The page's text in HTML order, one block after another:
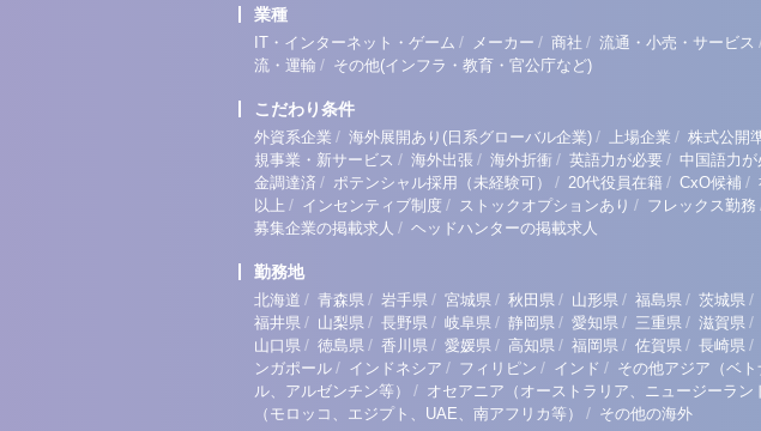
業種
IT・インターネット・ゲーム / メーカー / 商社 / 流通・小売・サービス
流・運輸 / その他(インフラ・教育・官公庁など)
こだわり条件
外資系企業 / 海外展開あり(日系グローバル企業) / 上場企業 / 株式公開
規事業・新サービス / 海外出張 / 海外折衝 / 英語力が必要 / 中国語力が
金調達済 / ポテンシャル採用（未経験可） / 20代役員在籍 / CxO候補 /
以上 / インセンティブ制度 / ストックオプションあり / フレックス勤務
募集企業の掲載求人 / ヘッドハンターの掲載求人
勤務地
北海道 / 青森県 / 岩手県 / 宮城県 / 秋田県 / 山形県 / 福島県 / 茨城県 /
福井県 / 山梨県 / 長野県 / 岐阜県 / 静岡県 / 愛知県 / 三重県 / 滋賀県 /
山口県 / 徳島県 / 香川県 / 愛媛県 / 高知県 / 福岡県 / 佐賀県 / 長崎県 /
ンガポール / インドネシア / フィリピン / インド / その他アジア（ベト
ル、アルゼンチン等）
/ オセアニア（オーストラリア、ニュージーラン
（モロッコ、エジプト、UAE、南アフリカ等）
/ その他の海外